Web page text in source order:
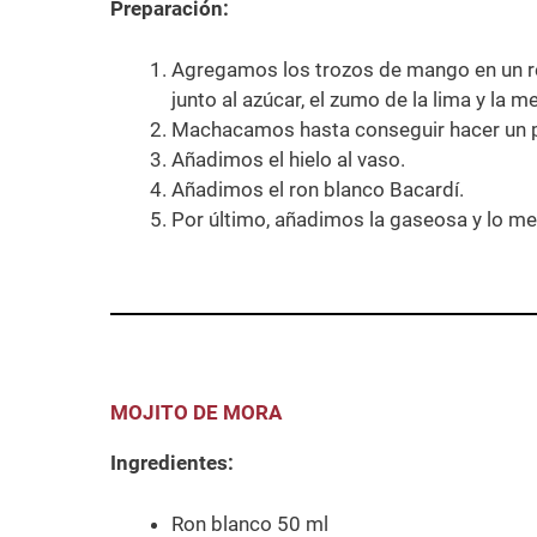
Preparación:
Agregamos los trozos de mango en un
junto al azúcar, el zumo de la lima y la
Machacamos hasta conseguir hacer un
Añadimos el hielo al vaso.
Añadimos el ron blanco Bacardí.
Por último, añadimos la gaseosa y lo
MOJITO DE MORA
Ingredientes:
Ron blanco 50 ml